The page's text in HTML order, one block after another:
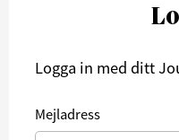
Logga in med ditt
Mejladress